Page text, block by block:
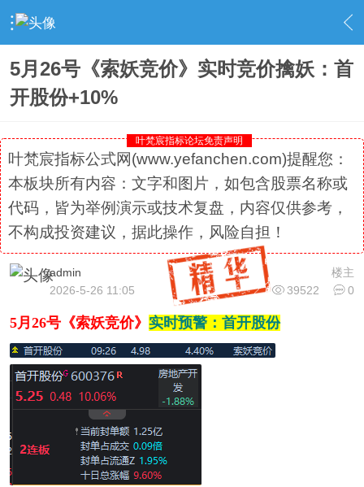
› 社区精选 › 专栏更新 › 内容
5月26号《索妖竞价》实时竞价擒妖：首
开股份+10%
叶梵宸指标论坛免责声明
叶梵宸指标公式网(www.yefanchen.com)提醒您：
本板块所有内容：文字和图片，如包含股票名称或
代码，皆为举例演示或技术复盘，内容仅供参考，
不构成投资建议，据此操作，风险自担！
楼主
admin
39522
0
2026-5-26 11:05
5月26号《索妖竞价》 实时预警：首开股份